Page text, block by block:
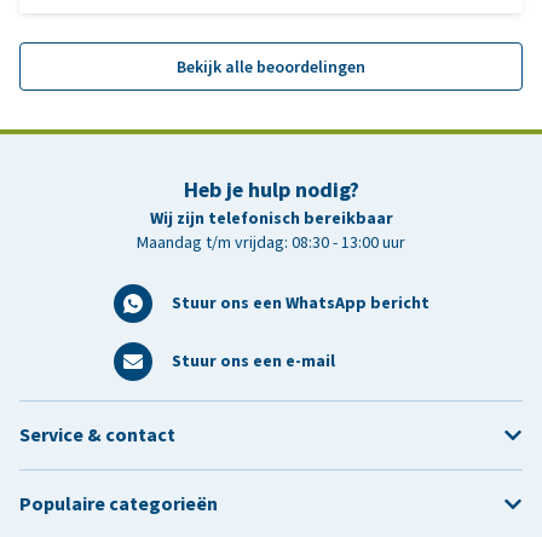
Bekijk alle beoordelingen
Heb je hulp nodig?
Wij zijn telefonisch bereikbaar
Maandag t/m vrijdag: 08:30 - 13:00 uur
Stuur ons een WhatsApp bericht
Stuur ons een e-mail
Service & contact
Populaire categorieën